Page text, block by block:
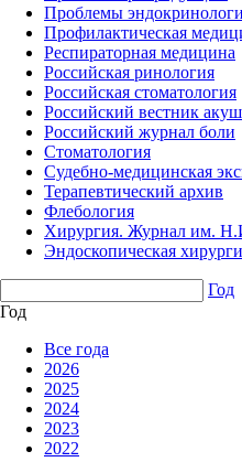
Проблемы
Профилактическая
Респираторная медицина
Российская ринология
Российская стоматология
Российский вестник
Российский журнал боли
Стоматология
Судебно-медицинская
Терапевтический архив
Флебология
Хирургия. Журнал им.
Эндоскопическая
Год
Год
Все года
2026
2025
2024
2023
2022